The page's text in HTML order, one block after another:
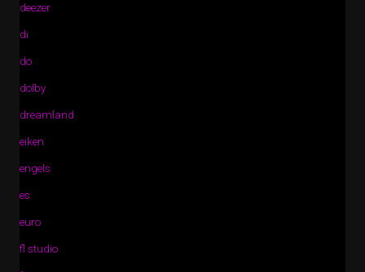
deezer
di
do
dolby
dreamland
eiken
engels
es
euro
fl studio